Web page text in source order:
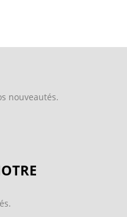
nouveautés.